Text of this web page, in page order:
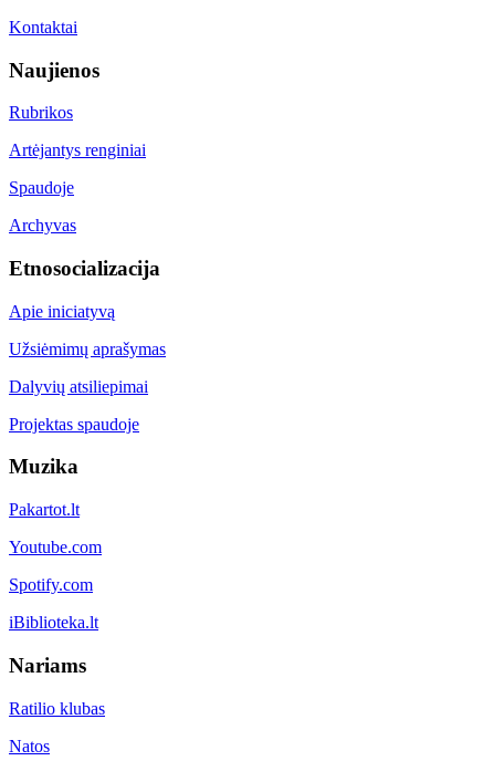
Kontaktai
Naujienos
Rubrikos
Artėjantys renginiai
Spaudoje
Archyvas
Etnosocializacija
Apie iniciatyvą
Užsiėmimų aprašymas
Dalyvių atsiliepimai
Projektas spaudoje
Muzika
Pakartot.lt
Youtube.com
Spotify.com
iBiblioteka.lt
Nariams
Ratilio klubas
Natos